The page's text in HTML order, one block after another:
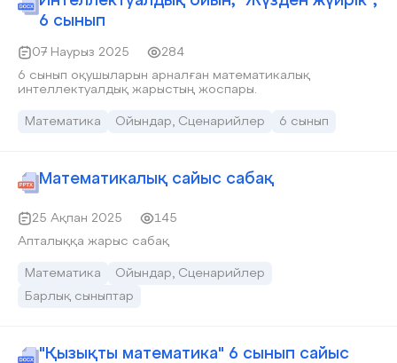
6 сынып
07 Наурыз 2025
284
6 сынып оқушыларын арналған математикалық
интеллектуалдық жарыстың жоспары.
Математика Ойындар, Сценарийлер 6 сынып
Математикалық сайыс сабақ
25 Ақпан 2025
145
Апталыққа жарыс сабақ
Математика
Ойындар, Сценарийлер
Барлық сыныптар
"Қызықты математика" 6 сынып сайыс